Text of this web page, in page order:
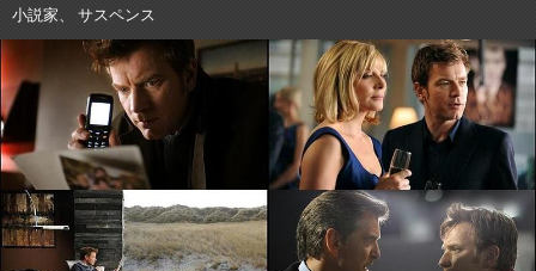
小説家、 サスペンス